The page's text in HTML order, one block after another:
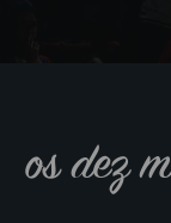
os dez